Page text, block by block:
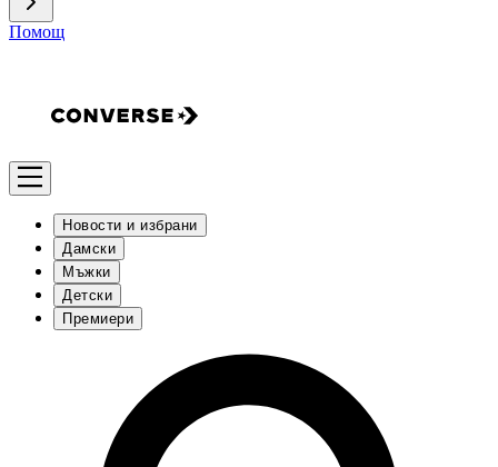
Помощ
Новости и избрани
Дамски
Мъжки
Детски
Премиери